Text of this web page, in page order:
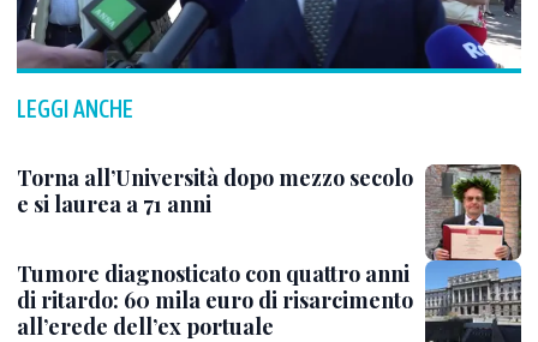
LEGGI ANCHE
Torna all’Università dopo mezzo secolo
e si laurea a 71 anni
Tumore diagnosticato con quattro anni
di ritardo: 60 mila euro di risarcimento
all’erede dell’ex portuale